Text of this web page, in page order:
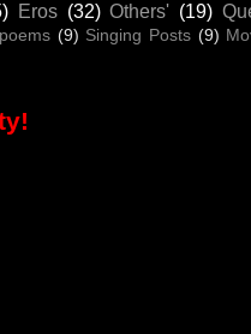
Eros (32) Others' (19)
(9) Singing Posts (9)